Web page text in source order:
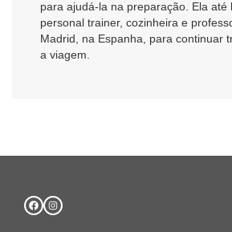
para ajudá-la na preparação. Ela até
personal trainer, cozinheira e
Madrid , na Espanha , para continuar
a viagem.